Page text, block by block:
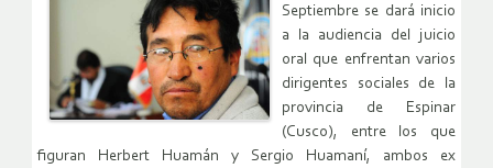
Septiembre se dará inicio
a la audiencia del juicio
oral que enfrentan varios
dirigentes sociales de la
provincia de Espinar
(Cusco), entre los que
figuran Herbert Huamán y Sergio Huamaní, ambos ex